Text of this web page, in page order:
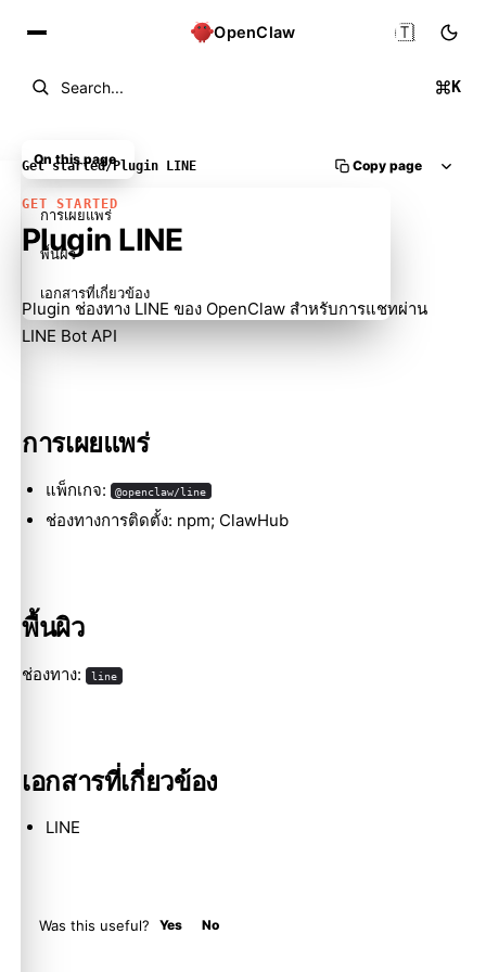
OpenClaw
Search... K
🇹🇭
Get started/Plugin LINE Copy page
GET STARTED
Plugin LINE
Plugin ช่องทาง LINE ของ OpenClaw สำหรับการแชทผ่าน
LINE Bot API
การเผยแพร่
แพ็กเกจ: @openclaw/line
ช่องทางการติดตั้ง: npm; ClawHub
พื้นผิว
ช่องทาง: line
เอกสารที่เกี่ยวข้อง
LINE
Was this useful? Yes No
On this page
การเผยแพร่
พื้นผิว
เอกสารที่เกี่ยวข้อง